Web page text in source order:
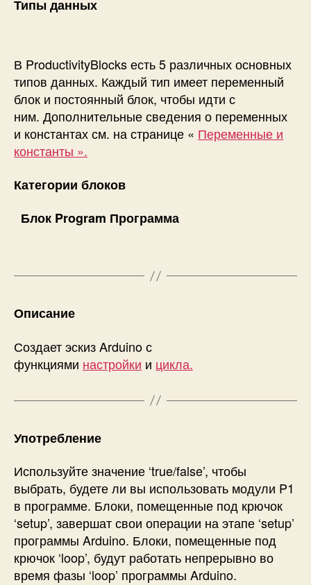
Типы данных
В ProductivityBlocks есть 5 различных основных
типов данных. Каждый тип имеет переменный
блок и постоянный блок, чтобы идти с
ним. Дополнительные сведения о переменных
и константах см. на странице « Переменные и
константы ».
Категории блоков
Блок Program Программа
Описание
Создает эскиз Arduino с
функциями настройки и цикла.
Употребление
Используйте значение ‘true/false’, чтобы
выбрать, будете ли вы использовать модули P1
в программе. Блоки, помещенные под крючок
‘setup’, завершат свои операции на этапе ‘setup’
программы Arduino. Блоки, помещенные под
крючок ‘loop’, будут работать непрерывно во
время фазы ‘loop’ программы Arduino.